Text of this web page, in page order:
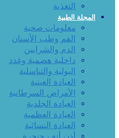
التغذية
المجلة الطبية
معلومات صحية
الفم وطب الأسنان
الدم والشرايين
داخلية هضمية وغدد
البولية والتناسلية
العيادة العينية
الأمراض السرطانية
العيادة الجلدية
العيادة العظمية
العيادة النسائية